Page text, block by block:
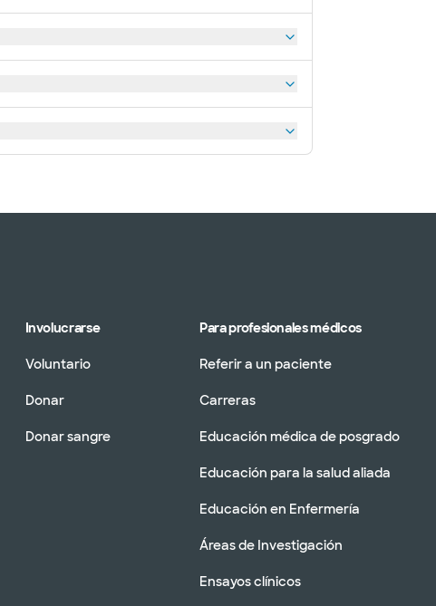
Involucrarse
Voluntario
Donar
Donar sangre
Para profesionales médicos
Referir a un paciente
Carreras
Educación médica de posgrado
Educación para la salud aliada
Educación en Enfermería
Áreas de Investigación
Ensayos clínicos